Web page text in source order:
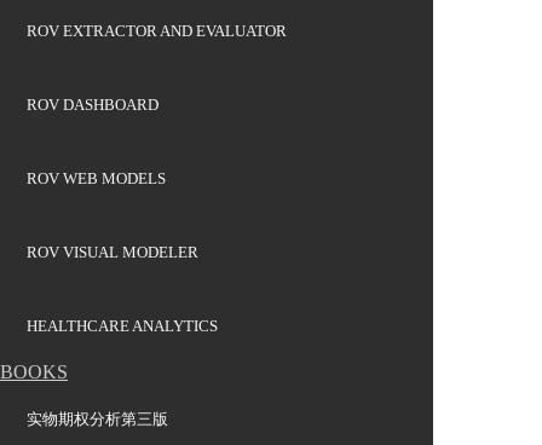
ROV EXTRACTOR AND EVALUATOR
ROV DASHBOARD
ROV WEB MODELS
ROV VISUAL MODELER
HEALTHCARE ANALYTICS
BOOKS
实物期权分析第三版